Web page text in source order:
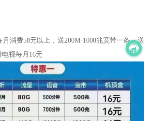
消费58元以上，送200M-1000兆宽带一条，送
视每月16元